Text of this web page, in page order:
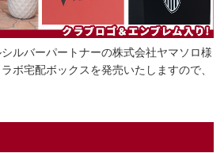
ルバーパートナーの株式会社ヤマソロ様
ボ宅配ボックスを発売いたしますので、